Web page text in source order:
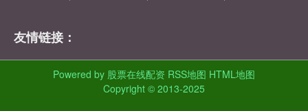
友情链接：
Powered by 股票在线配资 RSS地图 HTML地图
Copyright © 2013-2025